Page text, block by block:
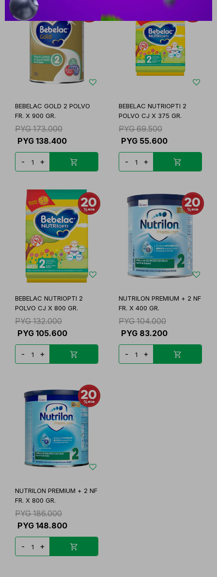
BEBELAC GOLD 2 POLVO
FR. X 900 GR.
PYG 173.000
PYG 138.400
- +
BEBELAC NUTRIOPTI 2
POLVO CJ X 375 GR.
PYG 69.500
PYG 55.600
- +
BEBELAC NUTRIOPTI 2
POLVO CJ X 800 GR.
PYG 132.000
PYG 105.600
- +
NUTRILON PREMIUM + 2 NF
FR. X 400 GR.
PYG 104.000
PYG 83.200
- +
NUTRILON PREMIUM + 2 NF
FR. X 800 GR.
PYG 186.000
PYG 148.800
- +